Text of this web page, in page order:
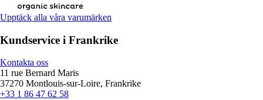
Upptäck alla våra varumärken
Kundservice i Frankrike
Kontakta oss
11 rue Bernard Maris
37270 Montlouis-sur-Loire, Frankrike
+33 1 86 47 62 58